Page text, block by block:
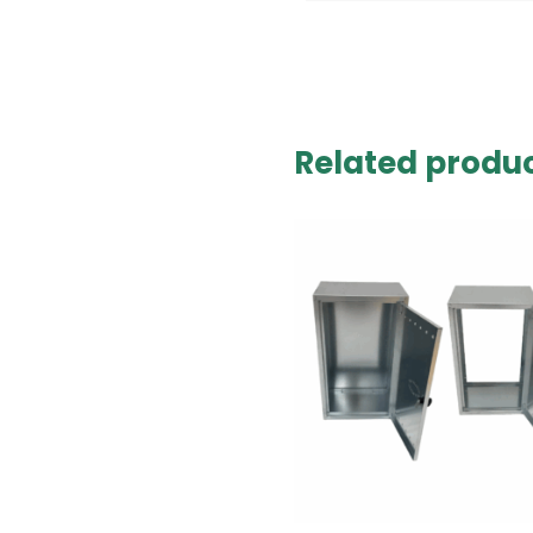
Related